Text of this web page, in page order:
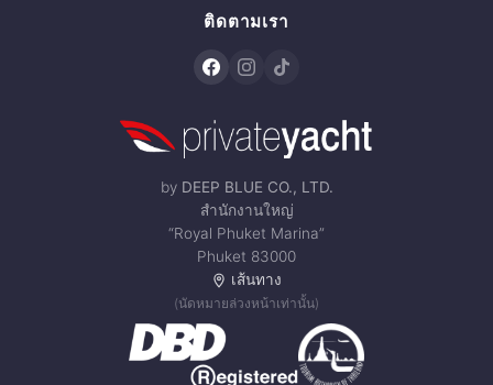
ติดตามเรา
by DEEP BLUE CO., LTD.
สำนักงานใหญ่
“Royal Phuket Marina”
Phuket 83000
เส้นทาง
(นัดหมายล่วงหน้าเท่านั้น)